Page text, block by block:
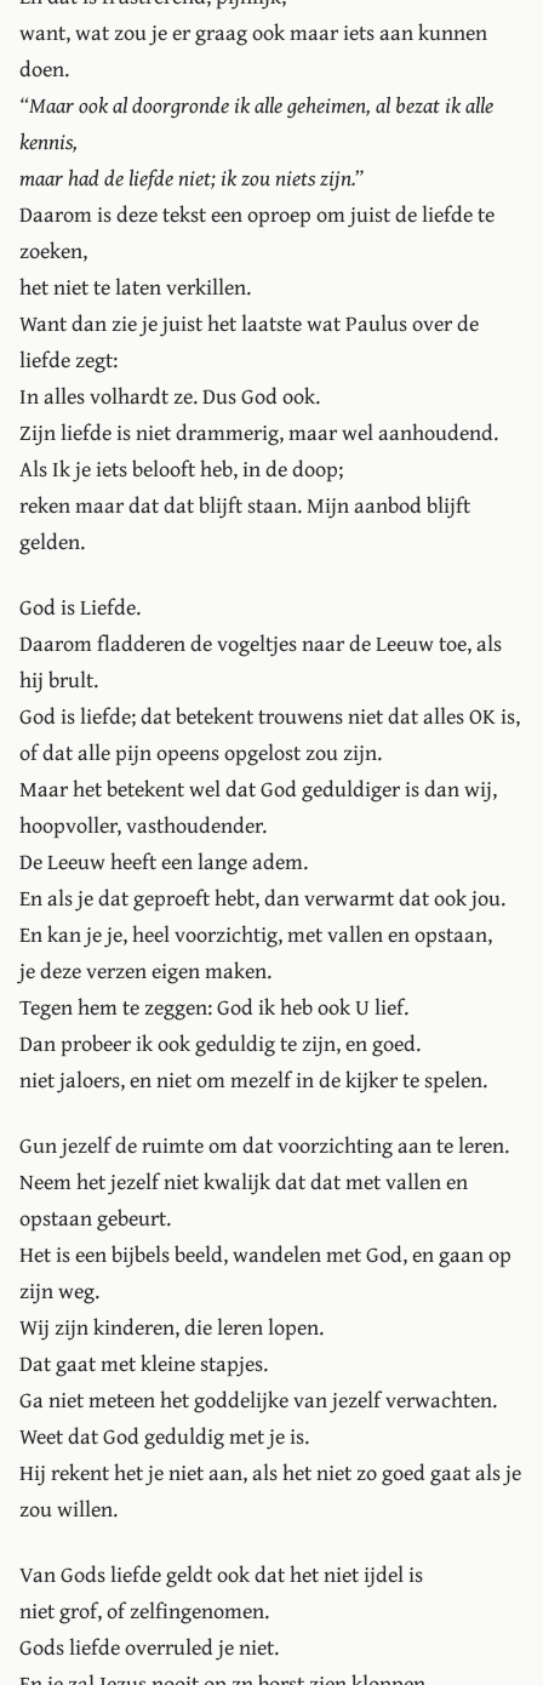
want, wat zou je er graag ook maar iets aan kunnen
doen.
Maar ook al doorgronde ik alle geheimen, al bezat ik alle
kennis,
maar had de liefde niet; ik zou niets zijn.
Daarom is deze tekst een oproep om juist de liefde te
zoeken,
het niet te laten verkillen.
Want dan zie je juist het laatste wat Paulus over de
liefde zegt:
In alles volhardt ze. Dus God ook.
Zijn liefde is niet drammerig, maar wel aanhoudend.
Als Ik je iets belooft heb, in de doop;
reken maar dat dat blijft staan. Mijn aanbod blijft
gelden.
God is Liefde.
Daarom fladderen de vogeltjes naar de Leeuw toe, als
hij brult.
God is liefde; dat betekent trouwens niet dat alles OK is,
of dat alle pijn opeens opgelost zou zijn.
Maar het betekent wel dat God geduldiger is dan wij,
hoopvoller, vasthoudender.
De Leeuw heeft een lange adem.
En als je dat geproeft hebt, dan verwarmt dat ook jou.
En kan je je, heel voorzichtig, met vallen en opstaan,
je deze verzen eigen maken.
Tegen hem te zeggen: God ik heb ook U lief.
Dan probeer ik ook geduldig te zijn, en goed.
niet jaloers, en niet om mezelf in de kijker te spelen.
Gun jezelf de ruimte om dat voorzichting aan te leren.
Neem het jezelf niet kwalijk dat dat met vallen en
opstaan gebeurt.
Het is een bijbels beeld, wandelen met God, en gaan op
zijn weg.
Wij zijn kinderen, die leren lopen.
Dat gaat met kleine stapjes.
Ga niet meteen het goddelijke van jezelf verwachten.
Weet dat God geduldig met je is.
Hij rekent het je niet aan, als het niet zo goed gaat als je
zou willen.
Van Gods liefde geldt ook dat het niet ijdel is
niet grof, of zelfingenomen.
Gods liefde overruled je niet.